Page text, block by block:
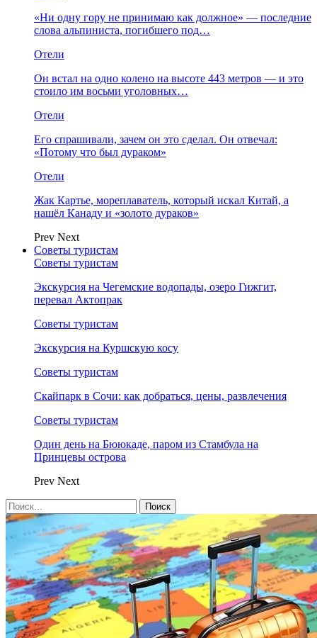
«Ни одну гору не принимаю как должное» — последние
слова альпиниста, погибшего под…
Отели
Он встал на одно колено на высоте 443 метров — и это
стоило им восьми уголовных…
Отели
Его спрашивали, зачем он это сделал. Он отвечал:
«Потому что был дураком»
Отели
Жак Картье, мореплаватель, который искал Китай, а
нашёл Канаду и «золото дураков»
Prev Next
Советы туристам
Советы туристам
Экскурсия на Чегемские водопады, озеро Гижгит,
перевал Актопрак
Советы туристам
Экскурсия на Куршскую косу
Советы туристам
Скайпарк в Сочи: как добраться, цены, развлечения
Советы туристам
Один день на Бююкаде, паром из Стамбула на
Принцевы острова
Prev Next